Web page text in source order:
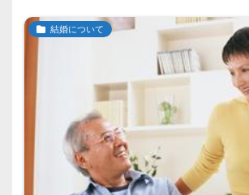
結婚について